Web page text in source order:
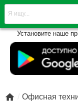
Установите наше
 Офисная